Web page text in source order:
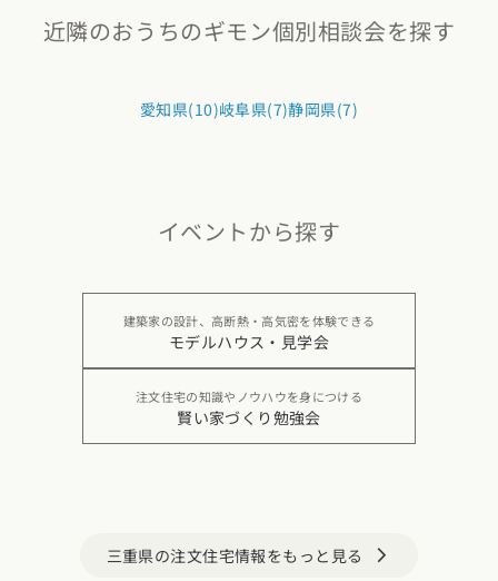
近隣のおうちのギモン個別相談会を探す
愛知県(10)岐阜県(7)静岡県(7)
イベントから探す
建築家の設計、高断熱・高気密を体験できる
モデルハウス・見学会
注文住宅の知識やノウハウを身につける
賢い家づくり勉強会
三重県の注文住宅情報をもっと見る arrow_forward_ios